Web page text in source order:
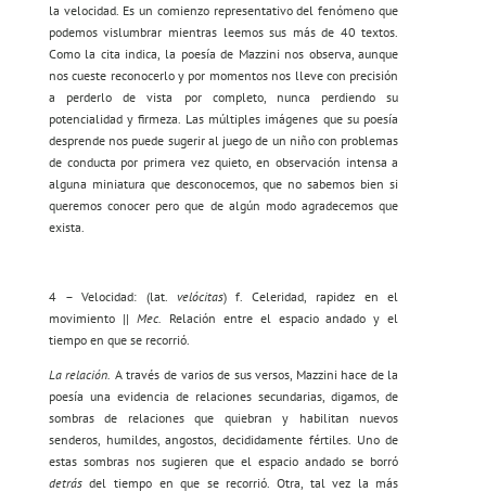
la velocidad. Es un comienzo representativo del fenómeno que
podemos vislumbrar mientras leemos sus más de 40 textos.
Como la cita indica, la poesía de Mazzini nos observa, aunque
nos cueste reconocerlo y por momentos nos lleve con precisión
a perderlo de vista por completo, nunca perdiendo su
potencialidad y firmeza. Las múltiples imágenes que su poesía
desprende nos puede sugerir al juego de un niño con problemas
de conducta por primera vez quieto, en observación intensa a
alguna miniatura que desconocemos, que no sabemos bien si
queremos conocer pero que de algún modo agradecemos que
exista.
4 – Velocidad: (lat. velócitas) f. Celeridad, rapidez en el
movimiento || Mec.
Relación entre el espacio andado y el
tiempo en que se recorrió.
La relación. A través de varios de sus versos, Mazzini hace de la
poesía una evidencia de relaciones secundarias, digamos, de
sombras de relaciones que quiebran y habilitan nuevos
senderos, humildes, angostos, decididamente fértiles. Uno de
estas sombras nos sugieren que el espacio andado se borró
detrásdel tiempo en que se recorrió. Otra, tal vez la más